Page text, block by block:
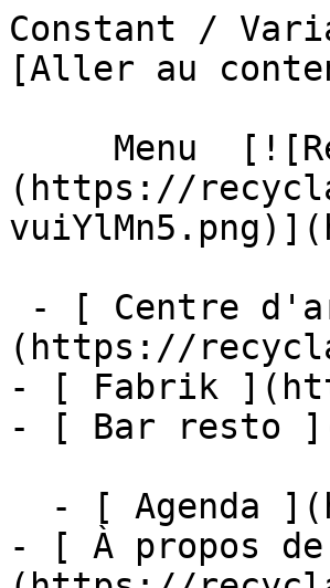
Constant /
[Aller au
(https://
(https://
- [ Fabrik
- [ Bar resto
- [ À propos